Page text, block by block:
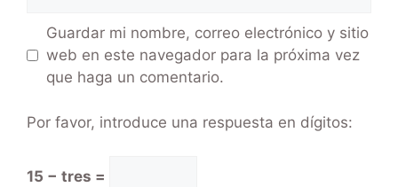
Guardar mi nombre, correo electrónico y sitio
web en este navegador para la próxima vez
que haga un comentario.
Por favor, introduce una respuesta en dígitos:
15 − tres =